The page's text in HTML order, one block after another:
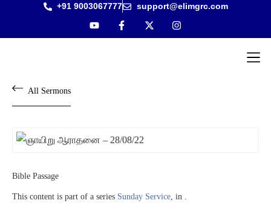
+91 9003067777 support@elimgrc.com
All Sermons
Bible Passage
This content is part of a series Sunday Service , in .